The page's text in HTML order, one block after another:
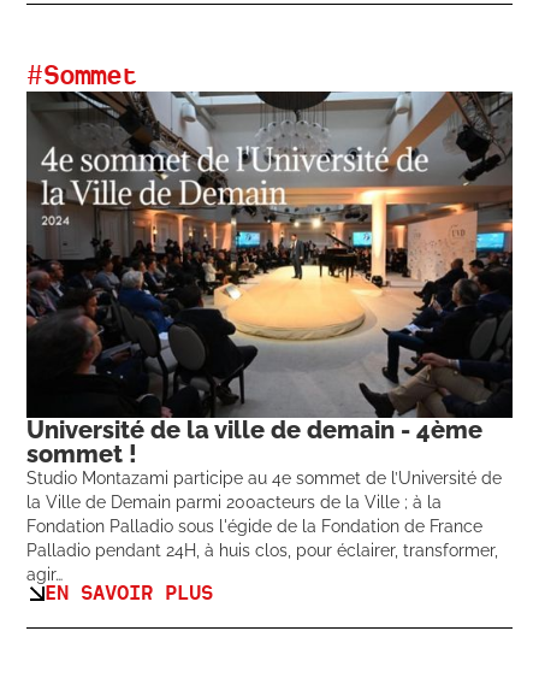
#Sommet
Université de la ville de demain - 4ème
sommet !
Studio Montazami participe au 4e sommet de l’Université de
la Ville de Demain parmi 200acteurs de la Ville ; à la
Fondation Palladio sous l'égide de la Fondation de France
Palladio pendant 24H, à huis clos, pour éclairer, transformer,
agir…
EN SAVOIR PLUS